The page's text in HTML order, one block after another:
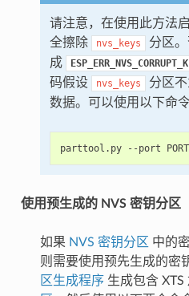
请注意，在使用此方法
全擦除
nvs_keys
分区
成
码假设
nvs_keys
分区
数据。可以使用以下命令
使用预生成的 NVS 密钥分区
如果 NVS 密钥分区 中的
则需要使用预先生成的密
区生成程序 生成包含 XTS